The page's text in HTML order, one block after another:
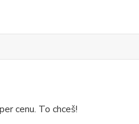
cenu. To chceš!